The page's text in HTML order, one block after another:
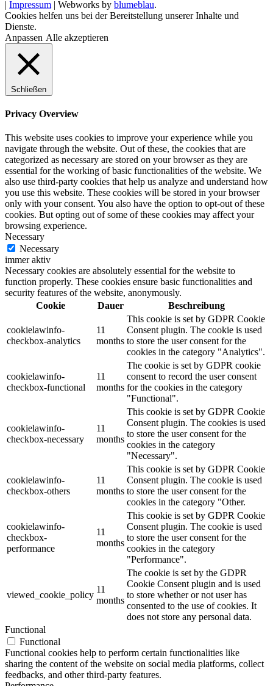
| Impressum | Webworks by blumeblau.
Cookies helfen uns bei der Bereitstellung unserer Inhalte und
Dienste.
Anpassen Alle akzeptieren
Schließen
Privacy Overview
This website uses cookies to improve your experience while you
navigate through the website. Out of these, the cookies that are
categorized as necessary are stored on your browser as they are
essential for the working of basic functionalities of the website. We
also use third-party cookies that help us analyze and understand how
you use this website. These cookies will be stored in your browser
only with your consent. You also have the option to opt-out of these
cookies. But opting out of some of these cookies may affect your
browsing experience.
Necessary
Necessary
immer aktiv
Necessary cookies are absolutely essential for the website to
function properly. These cookies ensure basic functionalities and
security features of the website, anonymously.
Cookie
Dauer Beschreibung
cookielawinfo-
checkbox-analytics
11
months
This cookie is set by GDPR Cookie
Consent plugin. The cookie is used
to store the user consent for the
cookies in the category "Analytics".
cookielawinfo-
checkbox-functional
11
months
The cookie is set by GDPR cookie
consent to record the user consent
for the cookies in the category
"Functional".
cookielawinfo-
checkbox-necessary
11
months
This cookie is set by GDPR Cookie
Consent plugin. The cookies is used
to store the user consent for the
cookies in the category
"Necessary".
cookielawinfo-
checkbox-others
11
months
This cookie is set by GDPR Cookie
Consent plugin. The cookie is used
to store the user consent for the
cookies in the category "Other.
cookielawinfo-
checkbox-
performance
11
months
This cookie is set by GDPR Cookie
Consent plugin. The cookie is used
to store the user consent for the
cookies in the category
"Performance".
viewed_cookie_policy
11
months
The cookie is set by the GDPR
Cookie Consent plugin and is used
to store whether or not user has
consented to the use of cookies. It
does not store any personal data.
Functional
Functional
Functional cookies help to perform certain functionalities like
sharing the content of the website on social media platforms, collect
feedbacks, and other third-party features.